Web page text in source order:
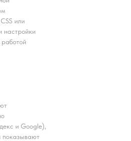
или
настройки
и Google),
показывают